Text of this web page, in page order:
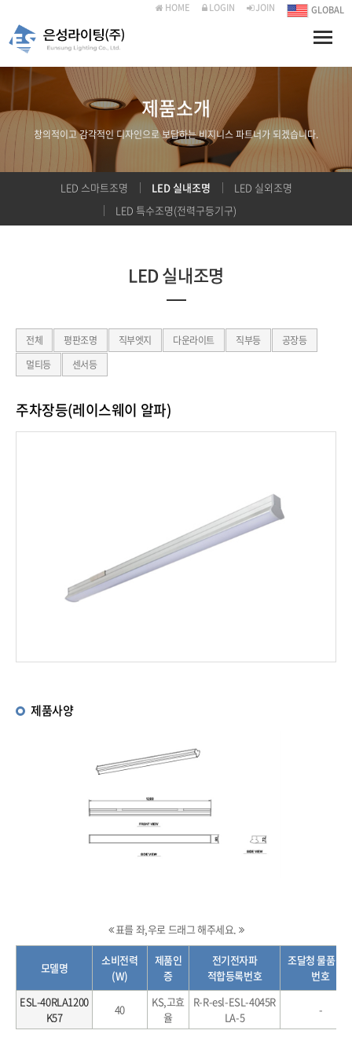
HOME LOGIN JOIN GLOBAL
Toggle
제품소개
창의적이고 감각적인 디자인으로 보답하는 비지니스 파트너가 되겠습니다.
LED 스마트조명 LED 실내조명
LED 실외조명
LED 특수조명(전력구등기구)
LED 실내조명
전체 평판조명 직부엣지 다운라이트 직부등
공장등
멀티등
센서등
주차장등(레이스웨이 알파)
제품사양
표를 좌,우로 드래그 해주세요.
모델명
소비전력
(W)
제품인
증
전기전자파
적합등록번호
조달청 물품식
번호
ESL-40RLA1200
K57
40
KS,고효
율
R-R-esl-ESL-4045R
LA-5
-